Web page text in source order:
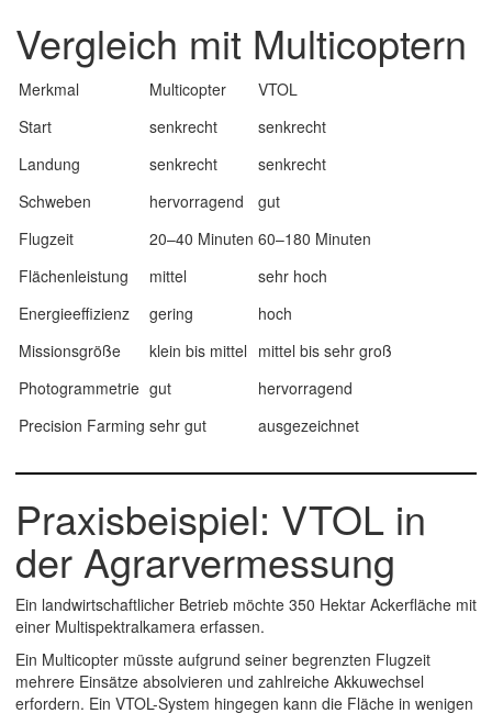
Vergleich mit Multicoptern
Merkmal Multicopter
VTOL
Start
senkrecht
senkrecht
Landung
senkrecht
senkrecht
Schweben
hervorragend
gut
Flugzeit
20–40 Minuten 60–180 Minuten
Flächenleistung
mittel
sehr hoch
Energieeffizienz
gering
hoch
Missionsgröße
klein bis mittel mittel bis sehr groß
Photogrammetrie gut
hervorragend
Precision Farming sehr gut ausgezeichnet
Praxisbeispiel: VTOL in
der Agrarvermessung
Ein landwirtschaftlicher Betrieb möchte 350 Hektar Ackerfläche mit
einer Multispektralkamera erfassen.
Ein Multicopter müsste aufgrund seiner begrenzten Flugzeit
mehrere Einsätze absolvieren und zahlreiche Akkuwechsel
erfordern. Ein VTOL-System hingegen kann die Fläche in wenigen